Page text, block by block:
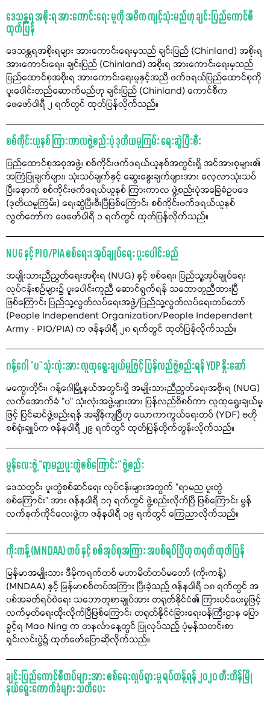
ဒေသန္တရ အစိုးရ အားကောင်းရေး မူကို အဓိက ကျင့်သုံးမည်ဟု ချင်းပြည်ကောင်စီ
ထုတ်ပြန်
ဒေသန္တရအစိုးရများ အားကောင်းရေးမှသည် ချင်းပြည် (Chinland) အစိုးရ
အားကောင်းရေး၊ ချင်းပြည် (Chinland) အစိုးရ အားကောင်းရေးမှသည်
ပြည်ထောင်စုအစိုးရ အားကောင်းရေးမူနှင့်အညီ ဖက်ဒရယ်ပြည်ထောင်စုကို
ပူးပေါင်းတည်ဆောက်မည်ဟု ချင်းပြည် (Chinland) ကောင်စီက
ဖေဖော်ဝါရီ ၂ ရက်တွင် ထုတ်ပြန်လိုက်သည်။
စစ်ကိုင်းယူနစ် ကြားကာလဖွဲ့စည်းပုံ ဒုတိယမူကြမ်း ရေးဆွဲပြီးစီး
ပြည်ထောင်စုအစုအဖွဲ့၊ စစ်ကိုင်းဖက်ဒရယ်ယူနစ်အတွင်းရှိ အင်အားစုများ၏
အကြံပြုချက်များ၊ သုံးသပ်ချက်နှင့် ဆွေးနွေးချက်များအား လေ့လာသုံးသပ်
ပြီးနောက် စစ်ကိုင်းဖက်ဒရယ်ယူနစ် ကြားကာလ ဖွဲ့စည်းပုံအခြေခံဥပဒေ
(ဒုတိယမူကြမ်း) ရေးဆွဲပြီးစီးပြီဖြစ်ကြောင်း စစ်ကိုင်းဖက်ဒရယ်ယူနစ်
လွှတ်တော်က ဖေဖော်ဝါရီ ၁ ရက်တွင် ထုတ်ပြန်လိုက်သည်။
NUG နှင့် PIO/PIA စစ်ရေး၊ အုပ်ချုပ်ရေး ပူးပေါင်းမည်
အမျိုးသားညီညွတ်ရေးအစိုးရ (NUG) နှင့် စစ်ရေး၊ ပြည်သူ့အုပ်ချုပ်ရေး
လုပ်ငန်းစဉ်များ၌ ပူးပေါင်းကူညီ ဆောင်ရွက်ရန် သဘောတူညီထားပြီ
ဖြစ်ကြောင်း ပြည်သူ့လွတ်လပ်ရေးအဖွဲ့/ပြည်သူ့လွတ်လပ်ရေးတပ်တော်
(People Independent Organization/People Independent
Army - PIO/PIA) က ဇန်နဝါရီ ၂၈ ရက်တွင် ထုတ်ပြန်လိုက်သည်။
ဂန့်ဂေါ “ပ" သုံးလုံးအား လူထုရွေးချယ်မှုဖြင့် ပြန်လည်ဖွဲ့စည်းရန် YDP နှိုးဆော်
မကွေးတိုင်း၊ ဂန့်ဂေါမြို့နယ်အတွင်းရှိ အမျိုးသားညီညွတ်ရေးအစိုးရ (NUG)
လက်အောက်ခံ "ပ" သုံးလုံးအဖွဲ့များအား ပြန်လည်စိစစ်ကာ လူထုရွေးချယ်မှု
ဖြင့် ပြင်ဆင်ဖွဲ့စည်းရန် အချိန်ကျပြီဟု ယောကာကွယ်ရေးတပ် (YDF) ဗဟို
စစ်ရုံးချုပ်က ဇန်နဝါရီ ၂၉ ရက်တွင် ထုတ်ပြန်တိုက်တွန်းလိုက်သည်။
မွန်လေးဖွဲ့ “ရာမညပူးတွဲစစ်ကြောင်း” ဖွဲ့စည်း
ဒေသတွင်း ပူးတွဲစစ်ဆင်ရေး လုပ်ငန်းများအတွက် “ရာမည ပူးတွဲ
စစ်ကြောင်း” အား ဇန်နဝါရီ ၁၇ ရက်တွင် ဖွဲ့စည်းလိုက်ပြီ ဖြစ်ကြောင်း မွန်
လက်နက်ကိုင်လေးဖွဲ့က ဇန်နဝါရီ ၁၉ ရက်တွင် ကြေညာလိုက်သည်။
ကိုးကန့် (MNDAA) တပ် နှင့် စစ်အုပ်စုအကြား အပစ်ရပ်ပြီဟု တရုတ် ထုတ်ပြန်
မြန်မာအမျိုးသား ဒီမိုကရက်တစ် မဟာမိတ်တပ်မတော် (ကိုးကန့်)
(MNDAA) နှင့် မြန်မာစစ်တပ်အကြား ပြီးခဲ့သည့် ဇန်နဝါရီ ၁၈ ရက်တွင် အ
ပစ်အခတ်ရပ်စဲရေး သဘောတူစာချုပ်အား တရုတ်နိုင်ငံ၏ ကြားဝင်ပေးမှုဖြင့်
လက်မှတ်ရေးထိုးလိုက်ပြီဖြစ်ကြောင်း တရုတ်နိုင်ငံခြားရေးဝန်ကြီးဌာန ပြော
ခွင့်ရ Mao Ning က တနင်္လာနေ့တွင် ပြုလုပ်သည့် ပုံမှန်သတင်းစာ
ရှင်းလင်းပွဲ၌ ထုတ်ဖော်ပြောဆိုလိုက်သည်။
ချင်းပြည်ကောင်စီတပ်များအား စစ်ရေးလှုပ်ရှားမှု ရပ်တန့်ရန် ၂၀၂၀ တီးတိန်မြို
နယ်ရွေးကောက်ခံများ သတိပေး